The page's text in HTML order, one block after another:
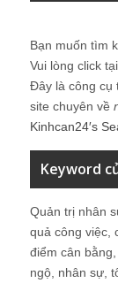
Bạn muốn tìm
Vui lòng click
Đây là công cụ
site chuyên về
Kinhcan24′s
Keyword
Quản trị nhân
quả công việc,
điểm cân
ngộ, nhân sự,